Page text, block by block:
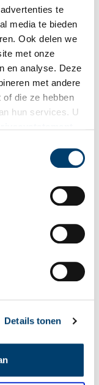
te
media te bieden
Ook delen we
met onze
en analyse. Deze
met andere
die ze hebben
hun services. U
Details tonen
wil worden.